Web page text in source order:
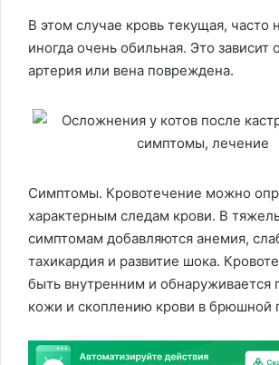
В этом случае кровь текущая, часто
иногда очень обильная. Это зависит
артерия или вена повреждена.
Симптомы. Кровотечение можно
характерным следам крови. В
симптомам добавляются анемия,
тахикардия и развитие шока.
быть внутренним и обнаруживается
кожи и скоплению крови в брюшной